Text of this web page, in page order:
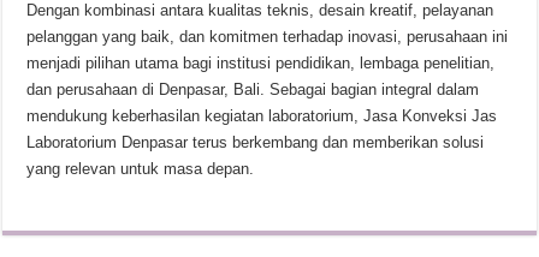
Dengan kombinasi antara kualitas teknis, desain kreatif, pelayanan
pelanggan yang baik, dan komitmen terhadap inovasi, perusahaan ini
menjadi pilihan utama bagi institusi pendidikan, lembaga penelitian,
dan perusahaan di Denpasar, Bali. Sebagai bagian integral dalam
mendukung keberhasilan kegiatan laboratorium, Jasa Konveksi Jas
Laboratorium Denpasar terus berkembang dan memberikan solusi
yang relevan untuk masa depan.